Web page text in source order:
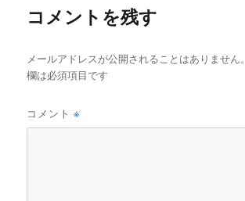
コメントを残す
メールアドレスが公開されることはありません。
欄は必須項目です
コメント※